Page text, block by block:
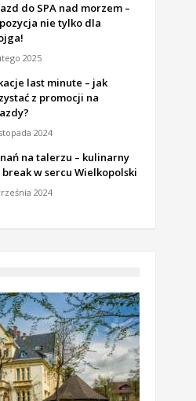
do SPA nad morzem –
nie tylko dla
2025
last minute – jak
z promocji na
2024
na talerzu – kulinarny
w sercu Wielkopolski
2024